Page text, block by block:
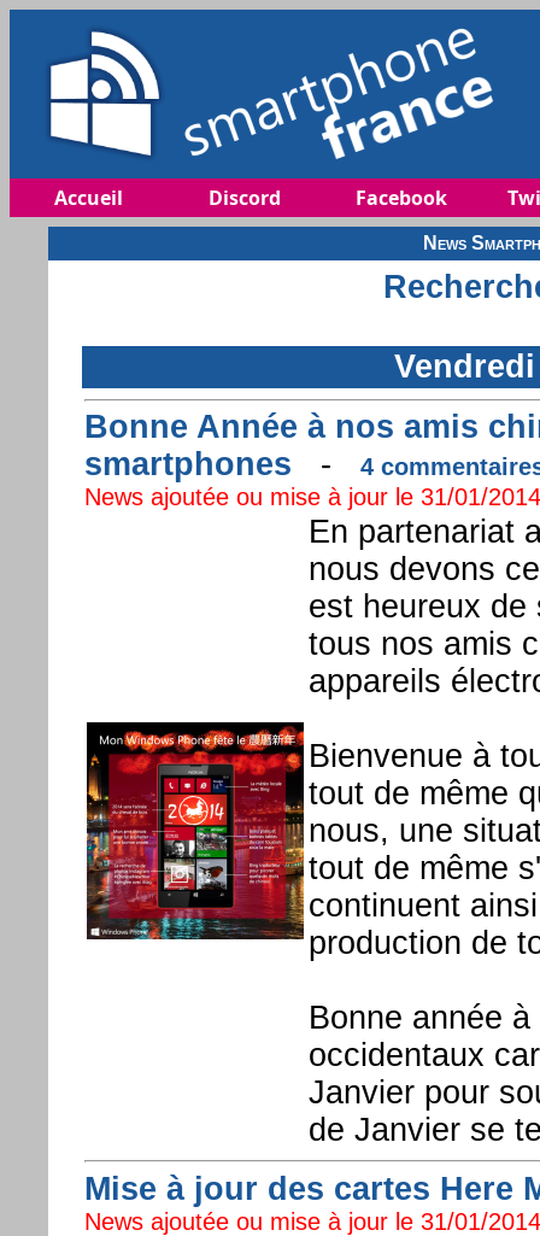
Accueil Discord Facebook
News
Bonne Année à nos amis
smartphones -
4
News ajoutée ou mise à jour le 31/01/
En partenariat
nous devons
est heureux de
tous nos amis
appareils
Bienvenue à
tout de même
nous, une
tout de même
continuent
production de
Bonne année
occidentaux
Janvier pour
de Janvier se
Mise à jour des cartes Here
News ajoutée ou mise à jour le 31/01/